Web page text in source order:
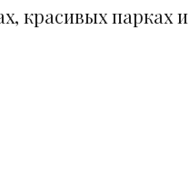
красивых парках и